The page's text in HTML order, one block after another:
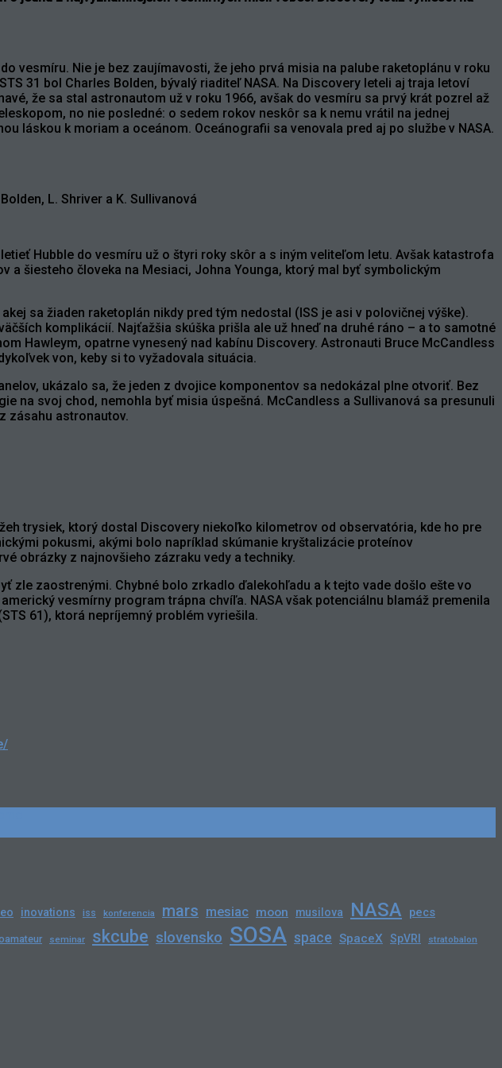
vesmíru. Nie je bez zaujímavosti, že jeho prvá misia na palube raketoplánu v roku
31 bol Charles Bolden, bývalý riaditeľ NASA. Na Discovery leteli aj traja letoví
že sa stal astronautom už v roku 1966, avšak do vesmíru sa prvý krát pozrel až
no nie posledné: o sedem rokov neskôr sa k nemu vrátil na jednej
láskou k moriam a oceánom. Oceánografii sa venovala pred aj po službe v NASA.
L. Shriver a K. Sullivanová
Hubble do vesmíru už o štyri roky skôr a s iným veliteľom letu. Avšak katastrofa
a šiesteho človeka na Mesiaci, Johna Younga, ktorý mal byť symbolickým
sa žiaden raketoplán nikdy pred tým nedostal (ISS je asi v polovičnej výške).
komplikácií. Najťažšia skúška prišla ale už hneď na druhé ráno – a to samotné
Hawleym, opatrne vynesený nad kabínu Discovery. Astronauti Bruce McCandless
von, keby si to vyžadovala situácia.
ukázalo sa, že jeden z dvojice komponentov sa nedokázal plne otvoriť. Bez
na svoj chod, nemohla byť misia úspešná. McCandless a Sullivanová sa presunuli
zásahu astronautov.
trysiek, ktorý dostal Discovery niekoľko kilometrov od observatória, kde ho pre
pokusmi, akými bolo napríklad skúmanie kryštalizácie proteínov
obrázky z najnovšieho zázraku vedy a techniky.
zle zaostrenými. Chybné bolo zrkadlo ďalekohľadu a k tejto vade došlo ešte vo
vesmírny program trápna chvíľa. NASA však potenciálnu blamáž premenila
61), ktorá nepríjemný problém vyriešila.
inovations iss konferencia mars mesiac moon musilova NASA pecs
seminar skcube slovensko SOSA space SpaceX SpVRI stratobalon